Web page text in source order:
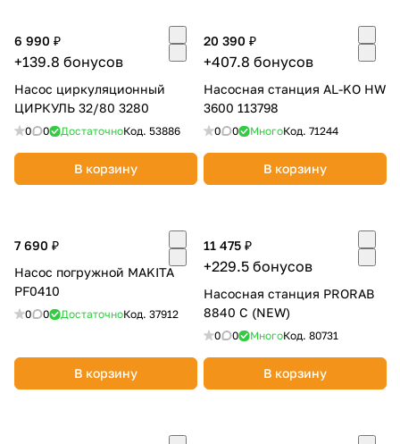
6 990 ₽
+139.8 бонусов
Насос циркуляционный
ЦИРКУЛЬ 32/80 3280
0 0 ДостаточноКод. 53886
В корзину
20 390 ₽
+407.8 бонусов
Насосная станция AL-KO HW
3600 113798
0 0 МногоКод. 71244
В корзину
7 690 ₽
Насос погружной MAKITA
PF0410
0 0 ДостаточноКод. 37912
В корзину
11 475 ₽
+229.5 бонусов
Насосная станция PRORAB
8840 C (NEW)
0 0 МногоКод. 80731
В корзину